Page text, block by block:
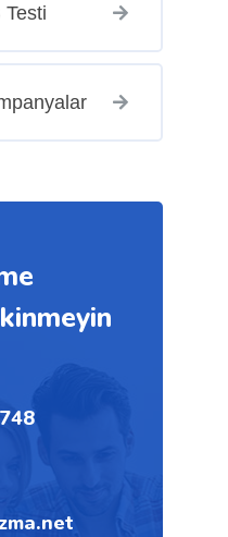
Testi